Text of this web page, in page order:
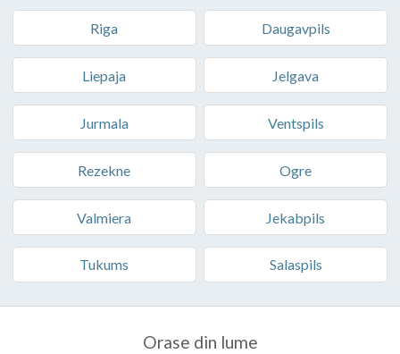
Riga Daugavpils
Liepaja Jelgava
Jurmala Ventspils
Rezekne Ogre
Valmiera Jekabpils
Tukums Salaspils
Orase din lume